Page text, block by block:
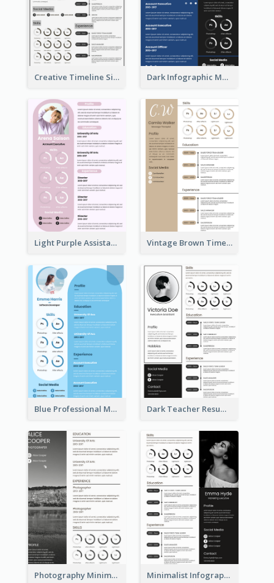
Creative Timeline Simple Resume Dark Infographic Marketing Assistant Resume
Light Purple Assistant Resume Vintage Brown Timeline Resume
Blue Professional Marketing Resume Dark Teacher Resume
Photography Minimalist Design Resume Minimalist Infographic Resume